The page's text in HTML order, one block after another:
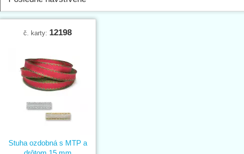
č. karty: 12198
Stuha ozdobná s MTP a